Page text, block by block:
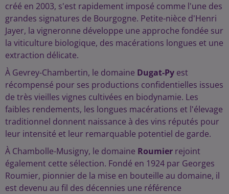
créé en 2003, s'est rapidement imposé comme l'une des
grandes signatures de Bourgogne. Petite-nièce d'Henri
Jayer, la vigneronne développe une approche fondée sur
la viticulture biologique, des macérations longues et une
extraction délicate.
À Gevrey-Chambertin, le domaine Dugat-Py est
récompensé pour ses productions confidentielles issues
de très vieilles vignes cultivées en biodynamie. Les
faibles rendements, les longues macérations et l'élevage
traditionnel donnent naissance à des vins réputés pour
leur intensité et leur remarquable potentiel de garde.
À Chambolle-Musigny, le domaine Roumier rejoint
également cette sélection. Fondé en 1924 par Georges
Roumier, pionnier de la mise en bouteille au domaine, il
est devenu au fil des décennies une référence